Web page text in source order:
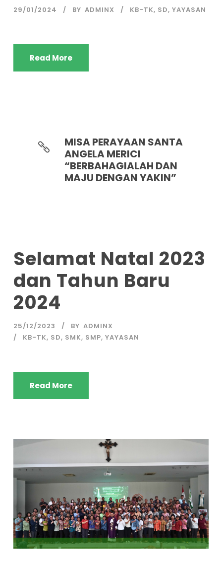
29/01/2024 BY ADMINX KB-TK, SD, YAYASAN
Read More
MISA PERAYAAN SANTA
ANGELA MERICI
“BERBAHAGIALAH DAN
MAJU DENGAN YAKIN”
Selamat Natal 2023
dan Tahun Baru
2024
25/12/2023 BY ADMINX
KB-TK, SD, SMK, SMP, YAYASAN
Read More